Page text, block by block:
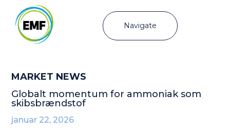
Navigate
MARKET NEWS
Globalt momentum for ammoniak som
skibsbrændstof
januar 22, 2026